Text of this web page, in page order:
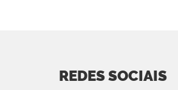
REDES SOCIAIS